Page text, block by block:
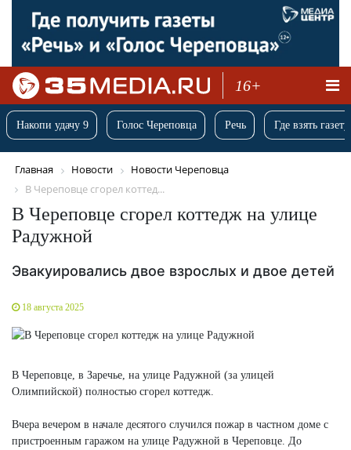
16+
Накопи удачу 9 Голос Череповца Речь Где взять
Главная Новости
Новости Череповца
В Череповце сгорел коттед...
В Череповце сгорел коттедж на улице
Радужной
Эвакуировались двое взрослых и двое детей
18 августа 2025
В Череповце, в Заречье, на улице Радужной (за улицей
Олимпийской) полностью сгорел коттедж.
Вчера вечером в начале десятого случился пожар в частном доме с
пристроенным гаражом на улице Радужной в Череповце. До